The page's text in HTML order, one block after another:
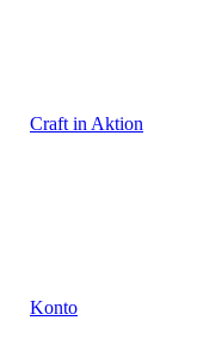
Craft in Aktion
Konto